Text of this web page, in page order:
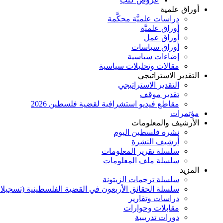
أوراق علمية
دراسات علميَّة محكَّمة
أوراق علميَّة
أوراق عمل
أوراق سياسات
إضاءات سياسية
مقالات وتحليلات سياسية
التقدير الاستراتيجي
التقدير الاستراتيجي
تقدير موقف
مقاطع فيديو استشرافية لقضية فلسطين 2026
مؤتمرات
الأرشيف والمعلومات
نشرة فلسطين اليوم
أرشيف النشرة
سلسلة تقرير المعلومات
سلسلة ملف المعلومات
المزيد
سلسلة ترجمات الزيتونة
سلسلة الحقائق الأربعون في القضية الفلسطينية
دراسات وتقارير
مقابلات وحوارات
دورات تدريبية